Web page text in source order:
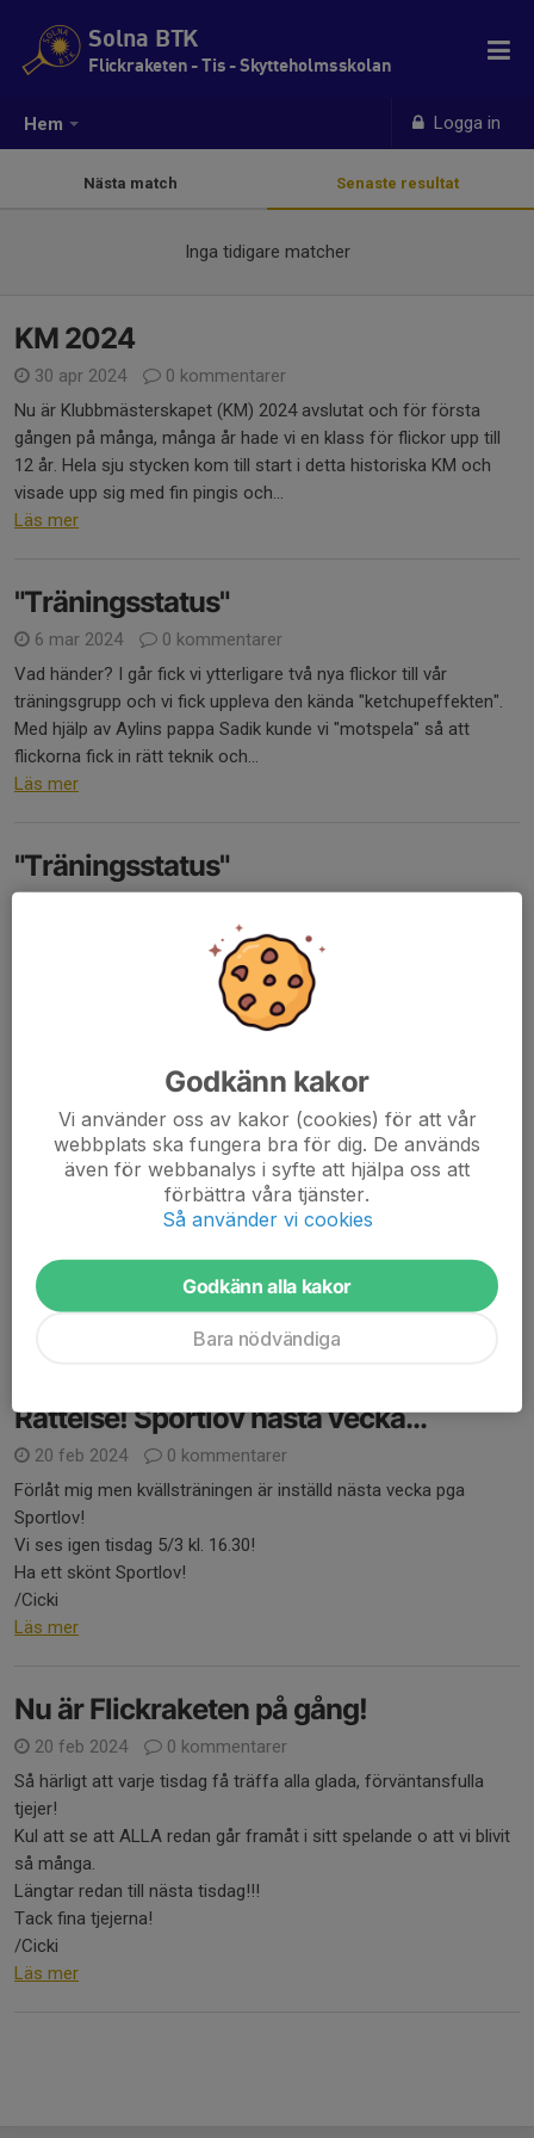
Hem Logga in
Solna BTK
Flickraketen - Tis - Skytteholmsskolan
Nästa match Senaste resultat
Inga tidigare matcher
KM 2024
30 apr 2024
0 kommentarer
Nu är Klubbmästerskapet (KM) 2024 avslutat och för första
gången på många, många år hade vi en klass för flickor upp till
12 år. Hela sju stycken kom till start i detta historiska KM och
visade upp sig med fin pingis och...
Läs mer
"Träningsstatus"
6 mar 2024
0 kommentarer
Vad händer? I går fick vi ytterligare två nya flickor till vår
träningsgrupp och vi fick uppleva den kända "ketchupeffekten".
Med hjälp av Aylins pappa Sadik kunde vi "motspela" så att
flickorna fick in rätt teknik och...
Läs mer
"Träningsstatus"
Vad händer? I går fick vi ytterligare två nya flickor till vår
träningsgrupp och vi fick uppleva den kända "ketchupeffekten".
Med hjälp av Aylins pappa Sadik kunde vi "motspela" så att
flickorna fick in rätt teknik och...
Rättelse! Sportlov nästa vecka...
20 feb 2024
0 kommentarer
Förlåt mig men kvällsträningen är inställd nästa vecka pga
Sportlov!
Vi ses igen tisdag 5/3 kl. 16.30!
Ha ett skönt Sportlov!
/Cicki
Läs mer
Nu är Flickraketen på gång!
20 feb 2024
0 kommentarer
Så härligt att varje tisdag få träffa alla glada, förväntansfulla
tjejer!
Kul att se att ALLA redan går framåt i sitt spelande o att vi blivit
så många.
Längtar redan till nästa tisdag!!!
Tack fina tjejerna!
/Cicki
Läs mer
Godkänn kakor
Vi använder oss av kakor (cookies) för att vår
webbplats ska fungera bra för dig. De används
även för webbanalys i syfte att hjälpa oss att
förbättra våra tjänster.
Så använder vi cookies
Godkänn alla kakor
Bara nödvändiga